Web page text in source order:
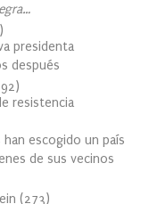
)
presidenta
después
)
resistencia
escogido un país
de sus vecinos
(273)